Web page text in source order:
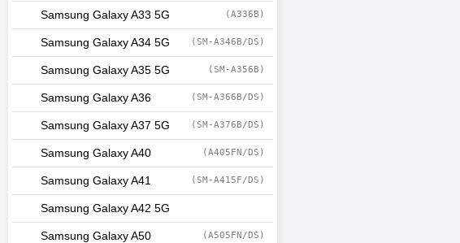
Samsung Galaxy A33 5G (A336B)
Samsung Galaxy A34 5G (SM-A346B/DS)
Samsung Galaxy A35 5G (SM-A356B)
Samsung Galaxy A36 (SM-A366B/DS)
Samsung Galaxy A37 5G (SM-A376B/DS)
Samsung Galaxy A40 (A405FN/DS)
Samsung Galaxy A41 (SM-A415F/DS)
Samsung Galaxy A42 5G
Samsung Galaxy A50 (A505FN/DS)